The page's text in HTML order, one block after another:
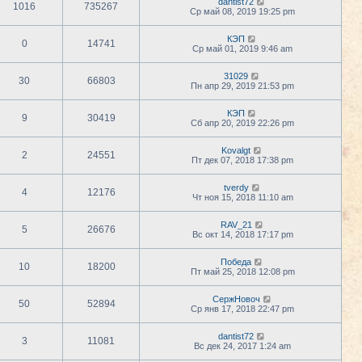
1016 735267
Ср май 08, 2019 19:25 pm
0 14741
КЭП
Ср май 01, 2019 9:46 am
30 66803
31029
Пн апр 29, 2019 21:53 pm
9 30419
КЭП
Сб апр 20, 2019 22:26 pm
2 24551
Kovalgt
Пт дек 07, 2018 17:38 pm
4 12176
tverdy
Чт ноя 15, 2018 11:10 am
5 26676
RAV_21
Вс окт 14, 2018 17:17 pm
10 18200
Победа
Пт май 25, 2018 12:08 pm
50 52894
СержНовоч
Ср янв 17, 2018 22:47 pm
3 11081
dantist72
Вс дек 24, 2017 1:24 am